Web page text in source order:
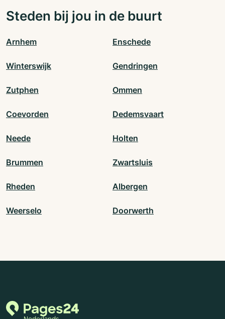
Steden bij jou in de buurt
Arnhem Enschede
Winterswijk Gendringen
Zutphen Ommen
Coevorden Dedemsvaart
Neede Holten
Brummen Zwartsluis
Rheden Albergen
Weerselo Doorwerth